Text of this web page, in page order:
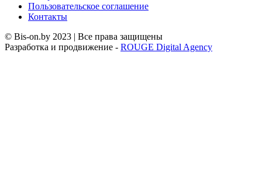
Пользовательское соглашение
Контакты
© Bis-on.by 2023 | Все права защищены
Разработка и продвижение - ROUGE Digital Agency